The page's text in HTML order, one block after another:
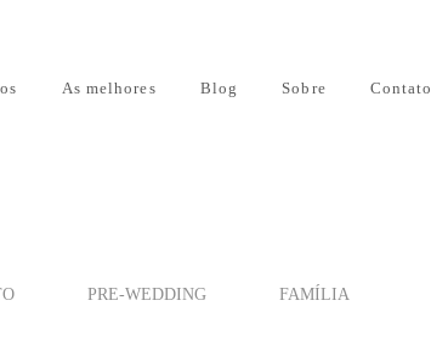
As melhores Blog Sobre Contato
PRE-WEDDING FAMÍLIA